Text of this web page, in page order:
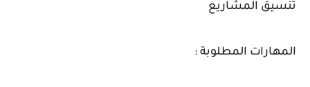
تنسيق المشاريع
المهارات المطلوبة :